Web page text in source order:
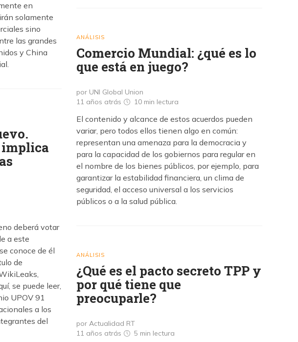
en
solamente
sino
las grandes
y China
ANÁLISIS
Comercio Mundial: ¿qué es lo
que está en juego?
por UNI Global Union
11 años atrás
10 min lectura
El contenido y alcance de estos acuerdos pueden
variar, pero todos ellos tienen algo en común:
representan una amenaza para la democracia y
para la capacidad de los gobiernos para regular en
el nombre de los bienes públicos, por ejemplo, para
garantizar la estabilidad financiera, un clima de
seguridad, el acceso universal a los servicios
públicos o a la salud pública.
implica
deberá votar
a este
conoce de él
de
se puede leer,
UPOV 91
a los
del
ANÁLISIS
¿Qué es el pacto secreto TPP y
por qué tiene que
preocuparle?
por Actualidad RT
11 años atrás
5 min lectura